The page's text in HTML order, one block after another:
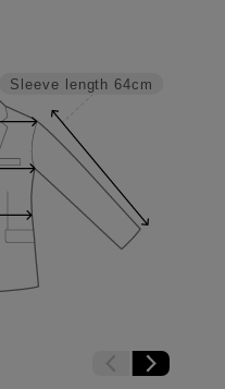
Sleeve length 64cm